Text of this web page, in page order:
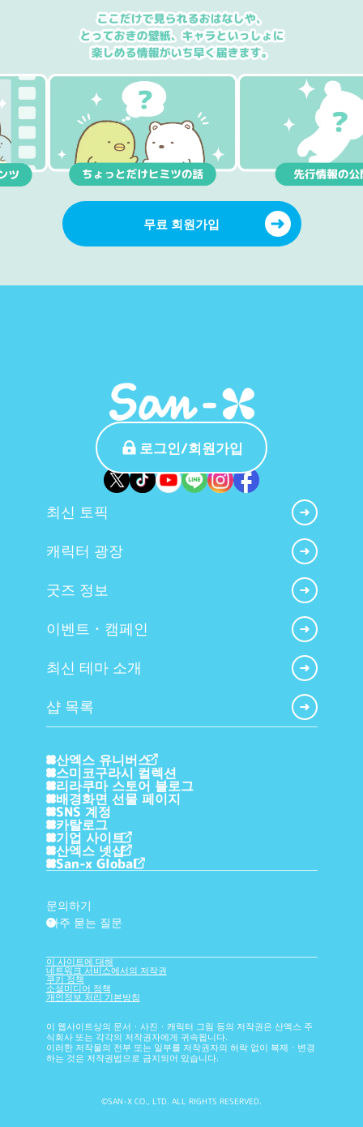
무료 회원가입
로그인/회원가입
최신 토픽
캐릭터 광장
굿즈 정보
이벤트・캠페인
최신 테마 소개
샵 목록
산엑스 유니버스
스미코구라시 컬렉션
리라쿠마 스토어 블로그
배경화면 선물 페이지
SNS 계정
카탈로그
기업 사이트
산엑스 넷샵
San-x Global
문의하기
?
자주 묻는 질문
이 사이트에 대해
네트워크 서비스에서의 저작권
쿠키 정책
소셜미디어 정책
개인정보 처리 기본방침
이 웹사이트상의 문서・사진・캐릭터 그림 등의 저작권은 산엑스 주
식회사 또는 각각의 저작권자에게 귀속됩니다.
이러한 저작물의 전부 또는 일부를 저작권자의 허락 없이 복제・변경
하는 것은 저작권법으로 금지되어 있습니다.
©SAN-X CO., LTD. ALL RIGHTS RESERVED.